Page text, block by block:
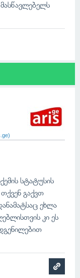
სტატუსის
გაქვთ
ეხლა
კი ეს